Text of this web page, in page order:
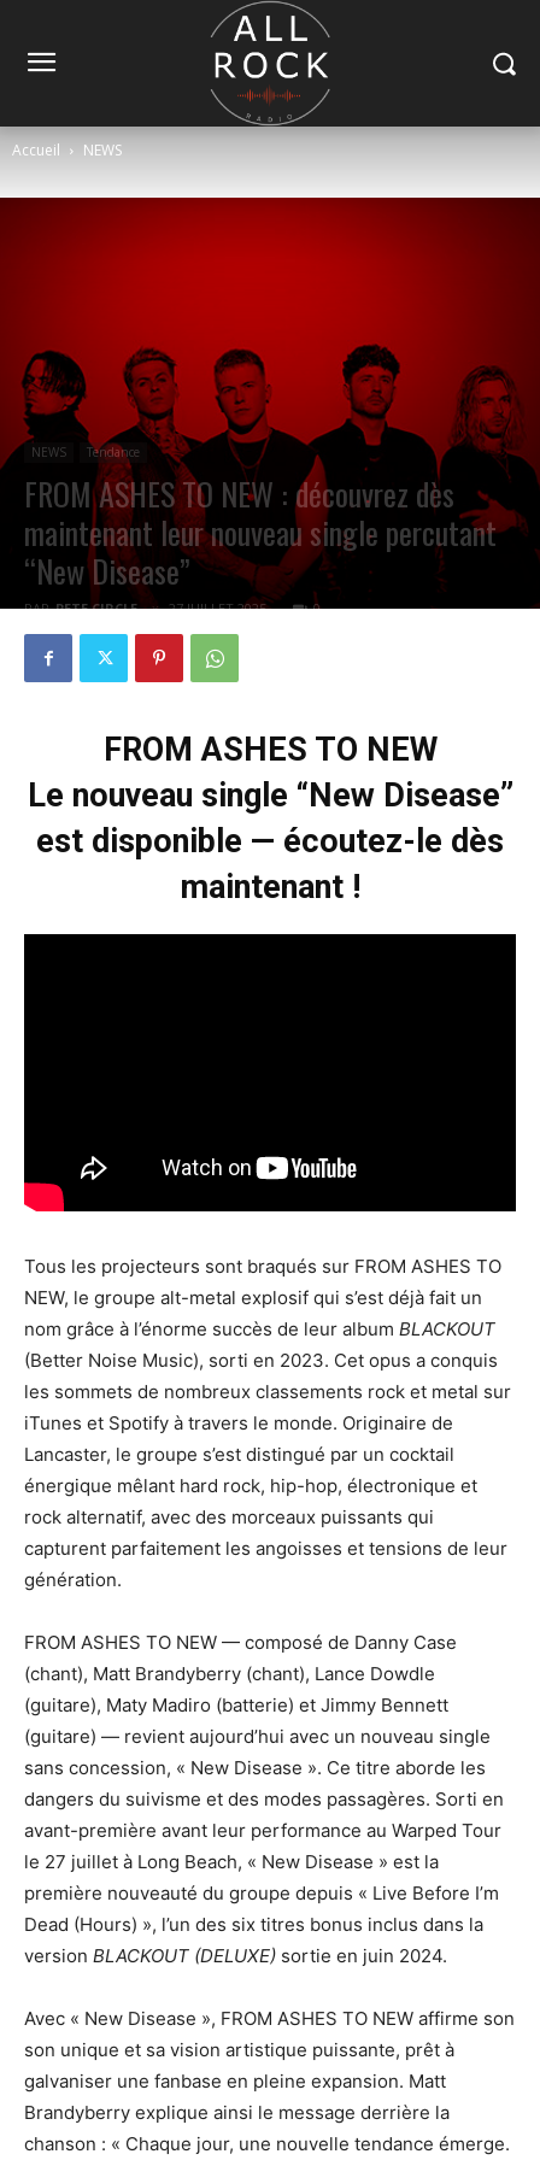
Accueil NEWS
NEWS Tendance
FROM ASHES TO NEW : découvrez dès
maintenant leur nouveau single percutant
“New Disease”
PAR PETE CIRCLE 27 JUILLET 2025 0
FROM ASHES TO NEW
Le nouveau single “New Disease”
est disponible — écoutez-le dès
maintenant !
Tous les projecteurs sont braqués sur FROM ASHES TO
NEW, le groupe alt-metal explosif qui s’est déjà fait un
nom grâce à l’énorme succès de leur album BLACKOUT
(Better Noise Music), sorti en 2023. Cet opus a conquis
les sommets de nombreux classements rock et metal sur
iTunes et Spotify à travers le monde. Originaire de
Lancaster, le groupe s’est distingué par un cocktail
énergique mêlant hard rock, hip-hop, électronique et
rock alternatif, avec des morceaux puissants qui
capturent parfaitement les angoisses et tensions de leur
génération.
FROM ASHES TO NEW — composé de Danny Case
(chant), Matt Brandyberry (chant), Lance Dowdle
(guitare), Maty Madiro (batterie) et Jimmy Bennett
(guitare) — revient aujourd’hui avec un nouveau single
sans concession, « New Disease ». Ce titre aborde les
dangers du suivisme et des modes passagères. Sorti en
avant-première avant leur performance au Warped Tour
le 27 juillet à Long Beach, « New Disease » est la
première nouveauté du groupe depuis « Live Before I’m
Dead (Hours) », l’un des six titres bonus inclus dans la
version BLACKOUT (DELUXE) sortie en juin 2024.
Avec « New Disease », FROM ASHES TO NEW affirme son
son unique et sa vision artistique puissante, prêt à
galvaniser une fanbase en pleine expansion. Matt
Brandyberry explique ainsi le message derrière la
chanson : « Chaque jour, une nouvelle tendance émerge.